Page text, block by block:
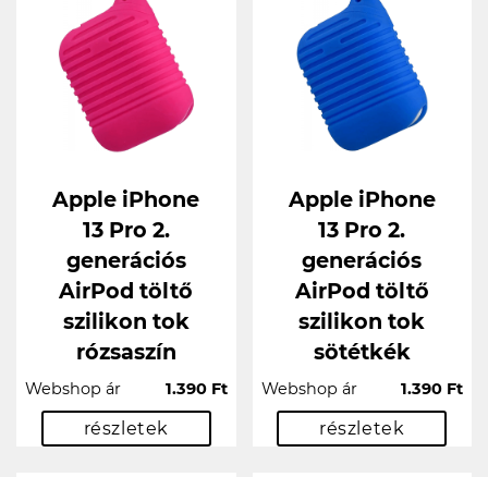
Apple iPhone
13 Pro 2.
generációs
AirPod töltő
szilikon tok
rózsaszín
Webshop ár 1.390 Ft
részletek
Apple iPhone
13 Pro 2.
generációs
AirPod töltő
szilikon tok
sötétkék
Webshop ár 1.390 Ft
részletek